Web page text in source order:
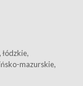
mazurskie,